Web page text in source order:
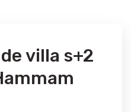
villa s+2